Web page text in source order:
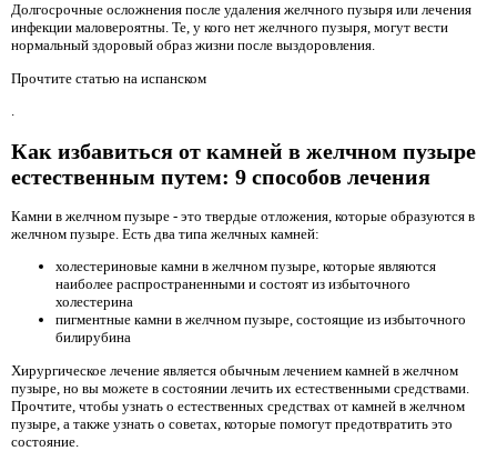
Долгосрочные осложнения после удаления желчного пузыря или лечения
инфекции маловероятны. Те, у кого нет желчного пузыря, могут вести
нормальный здоровый образ жизни после выздоровления.
Прочтите статью на испанском
Как избавиться от камней в желчном пузыре
естественным путем: 9 способов лечения
Камни в желчном пузыре - это твердые отложения, которые образуются в
желчном пузыре. Есть два типа желчных камней:
холестериновые камни в желчном пузыре, которые являются
наиболее распространенными и состоят из избыточного
холестерина
пигментные камни в желчном пузыре, состоящие из избыточного
билирубина
Хирургическое лечение является обычным лечением камней в желчном
пузыре, но вы можете в состоянии лечить их естественными средствами.
Прочтите, чтобы узнать о естественных средствах от камней в желчном
пузыре, а также узнать о советах, которые помогут предотвратить это
состояние.